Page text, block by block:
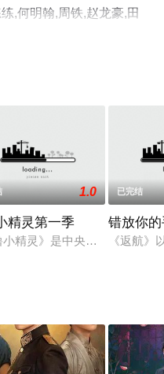
,何明翰,周铁,赵龙豪,田
鸿,汤加文,吴其江,吴弘,
视剧全集就上策驰电影
古今中外备受推崇的军事
1.0
精灵第一季
小精灵》是中央电视台少儿
已完结
错放你
《返航